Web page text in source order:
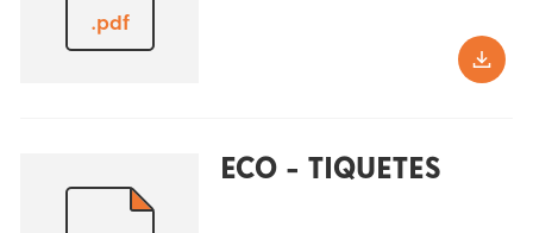
.pdf
ECO - TIQUETES